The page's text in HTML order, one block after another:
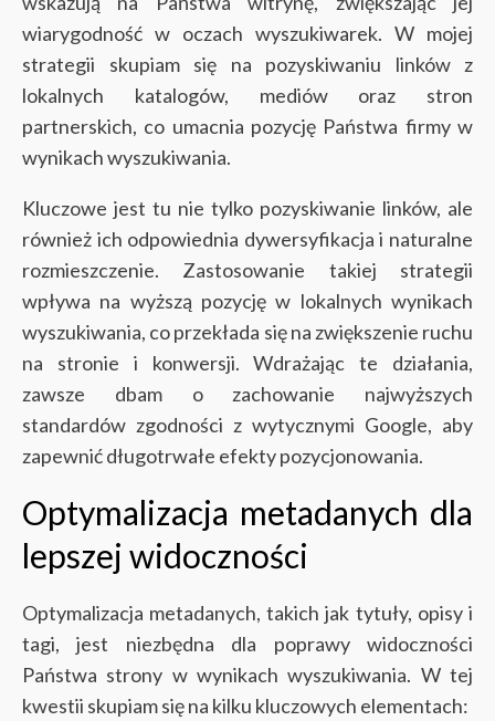
wiarygodność w oczach wyszukiwarek. W mojej
strategii skupiam się na pozyskiwaniu linków z
lokalnych katalogów, mediów oraz stron
partnerskich, co umacnia pozycję Państwa firmy w
wynikach wyszukiwania.
Kluczowe jest tu nie tylko pozyskiwanie linków, ale
również ich odpowiednia dywersyfikacja i naturalne
rozmieszczenie. Zastosowanie takiej strategii
wpływa na wyższą pozycję w lokalnych wynikach
wyszukiwania, co przekłada się na zwiększenie ruchu
na stronie i konwersji. Wdrażając te działania,
zawsze dbam o zachowanie najwyższych
standardów zgodności z wytycznymi Google, aby
zapewnić długotrwałe efekty pozycjonowania.
Optymalizacja metadanych dla
lepszej widoczności
Optymalizacja metadanych, takich jak tytuły, opisy i
tagi, jest niezbędna dla poprawy widoczności
Państwa strony w wynikach wyszukiwania. W tej
kwestii skupiam się na kilku kluczowych elementach: